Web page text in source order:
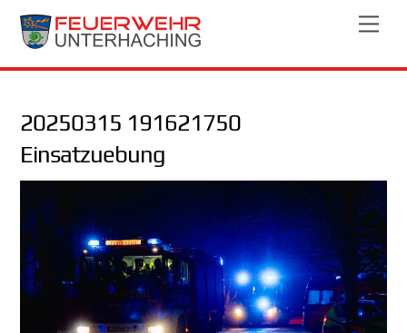
Skip
20250315 191621750
Einsatzuebung